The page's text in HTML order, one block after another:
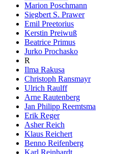
Marion Poschmann
Siegbert S. Prawer
Emil Preetorius
Kerstin Preiwuß
Beatrice Primus
Jurko Prochasko
R
Ilma Rakusa
Christoph Ransmayr
Ulrich Raulff
Arne Rautenberg
Jan Philipp Reemtsma
Erik Reger
Asher Reich
Klaus Reichert
Benno Reifenberg
Karl Reinhardt